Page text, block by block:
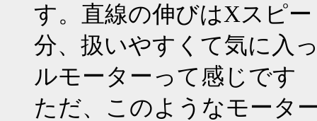
す。直線の伸びはXスピ
分、扱いやすくて気に入
ルモーターって感じです
ただ、このようなモータ